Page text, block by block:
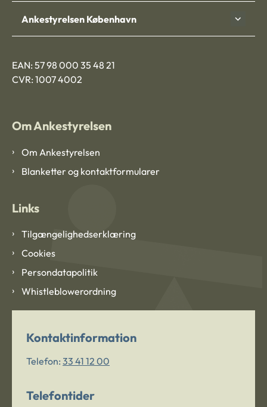
Ankestyrelsen København
EAN: 57 98 000 35 48 21
CVR: 1007 4002
Om Ankestyrelsen
Om Ankestyrelsen
Blanketter og kontaktformularer
Links
Tilgængelighedserklæring
Cookies
Persondatapolitik
Whistleblowerordning
Kontaktinformation
Telefon: 33 41 12 00
Telefontider